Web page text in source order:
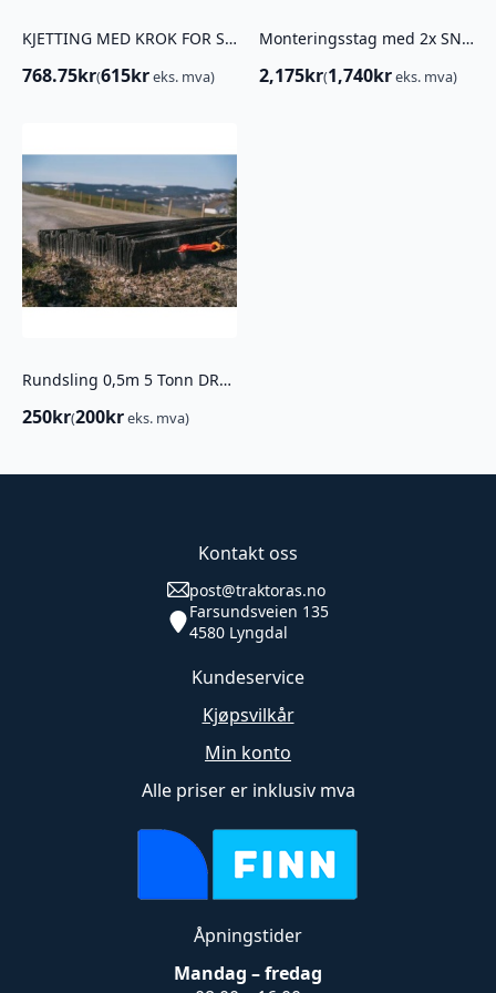
KJETTING MED KROK FOR SLODD 1,8M
768.75kr(615kreks. mva)
Monteringsstag med 2x SNAREFESTE FOR DALEN 1294-1 PALLEGAFFEL
2,175kr(1,740kreks. mva)
Rundsling 0,5m 5 Tonn DRAMMENSLODD
250kr(200kreks. mva)
Kontakt oss
post@traktoras.no
Farsundsveien 135
4580 Lyngdal
Kundeservice
Kjøpsvilkår
Min konto
Alle priser er inklusiv mva
Åpningstider
Mandag – fredag